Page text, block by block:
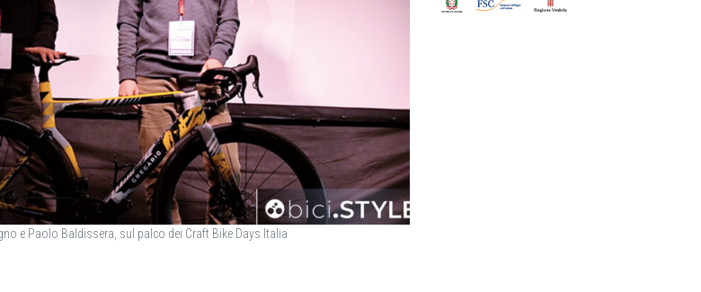
e Paolo Baldissera, sul palco dei Craft Bike Days Italia